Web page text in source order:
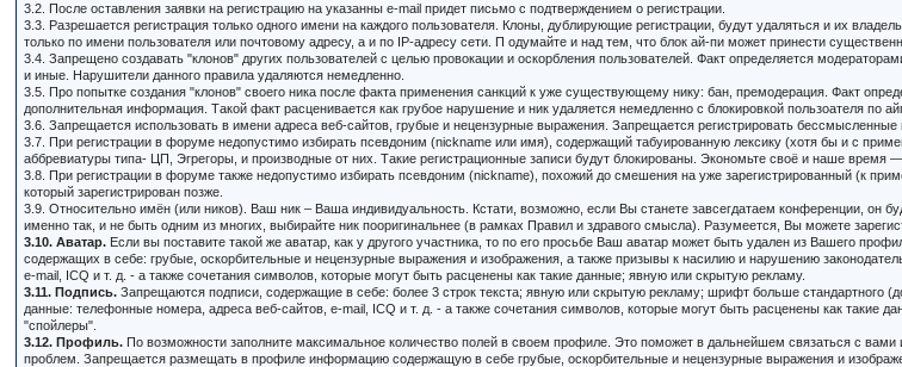
3.2. После оставления заявки на регистрацию на указанны e-mail придет письмо с подтверждением о регистрации.
3.3. Разрешается регистрация только одного имени на каждого пользователя. Клоны, дублирующие регистрации, будут удаляться и их
только по имени пользователя или почтовому адресу, а и по IP-адресу сети. П одумайте и над тем, что блок ай-пи может принести
3.4. Запрещено создавать "клонов" других пользователей с целью провокации и оскорбления пользователей. Факт определяется
и иные. Нарушители данного правила удаляются немедленно.
3.5. Про попытке создания "клонов" своего ника после факта применения санкций к уже существующему нику: бан, премодерация. Факт
дополнительная информация. Такой факт расценивается как грубое нарушение и ник удаляется немедленно с блокировкой пользоателя по
3.6. Запрещается использовать в имени адреса веб-сайтов, грубые и нецензурные выражения. Запрещается регистрировать бессмысленные
3.7. При регистрации в форуме недопустимо избирать псевдоним (nickname или имя), содержащий табуированную лексику (хотя бы и с
аббревиатуры типа- ЦП, Эгрегоры, и производные от них. Такие регистрационные записи будут блокированы. Экономьте своё и наше время
3.8. При регистрации в форуме также недопустимо избирать псевдоним (nickname), похожий до смешения на уже зарегистрированный (к
который зарегистрирован позже.
3.9. Относительно имён (или ников). Ваш ник – Ваша индивидуальность. Кстати, возможно, если Вы станете завсегдатаем конференции, он
именно так, и не быть одним из многих, выбирайте ник пооригинальнее (в рамках Правил и здравого смысла). Разумеется, Вы можете
3.10. Аватар. Если вы поставите такой же аватар, как у другого участника, то по его просьбе Ваш аватар может быть удален из Вашего
содержащих в себе: грубые, оскорбительные и нецензурные выражения и изображения, а также призывы к насилию и нарушению
e-mail, ICQ и т. д. - а также сочетания символов, которые могут быть расценены как такие данные; явную или скрытую рекламу.
3.11. Подпись. Запрещаются подписи, содержащие в себе: более 3 строк текста; явную или скрытую рекламу; шрифт больше стандартного
данные: телефонные номера, адреса веб-сайтов, e-mail, ICQ и т. д. - а также сочетания символов, которые могут быть расценены как
"спойлеры".
3.12. Профиль. По возможности заполните максимальное количество полей в своем профиле. Это поможет в дальнейшем связаться с
проблем. Запрещается размещать в профиле информацию содержащую в себе грубые, оскорбительные и нецензурные выражения и